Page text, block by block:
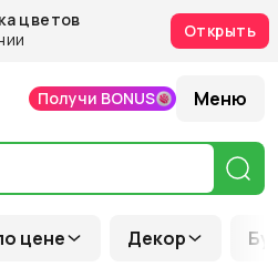
цветов
Открыть
цене Декор
Получи BONUS Меню